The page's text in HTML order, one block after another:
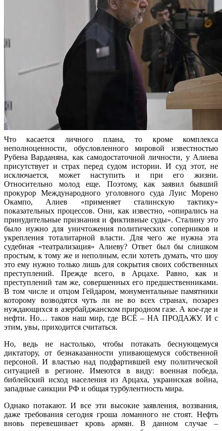
Что касается личного плана, то кроме комплекса
неполноценности, обусловленного мировой известностью
Рубена Варданяна, как самодостаточной личности, у Алиева
присутствует и страх перед судом истории. И суд этот, не
исключается, может наступить и при его жизни.
Относительно молод еще. Поэтому, как заявил бывший
прокурор Международного уголовного суда Луис Морено
Окампо, Алиев «применяет сталинскую тактику»
показательных процессов. Они, как известно, «опирались на
принудительные признания и фиктивные суды». Сталину это
было нужно для уничтожения политических соперников и
укрепления тоталитарной власти. Для чего же нужна эта
судебная «театрализация» Алиеву? Ответ был бы слишком
простым, к тому же и неполным, если хотеть думать, что шоу
это ему нужно только лишь для сокрытия своих собственных
преступлений. Прежде всего, в Арцахе. Равно, как и
преступлений там же, совершенных его предшественниками.
В том числе и отцом Гейдаром, монументальные памятники
которому возводятся чуть ли не во всех странах, позарез
нуждающихся в азербайджанском природном газе. А кое-где и
нефти. Но… таков наш мир, где ВСЁ – НА ПРОДАЖУ. И с
этим, увы, приходится считаться.
Но, ведь не настолько, чтобы потакать беснующемуся
диктатору, от безнаказанности упивающемуся собственной
персоной. И властью над подфартившей ему политической
ситуацией в регионе. Имеются в виду: военная победа,
библейский исход населения из Арцаха, украинская война,
западные санкции РФ и общая турбулентность мира.
Однако потакают. И все эти высокие заявления, воззвания,
даже требования сегодня гроша ломанного не стоят. Нефть
вновь перевешивает кровь армян. В данном случае –